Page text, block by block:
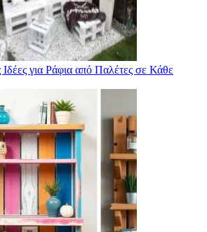
Ιδέες για Ράφια από Παλέτες σε Κάθε